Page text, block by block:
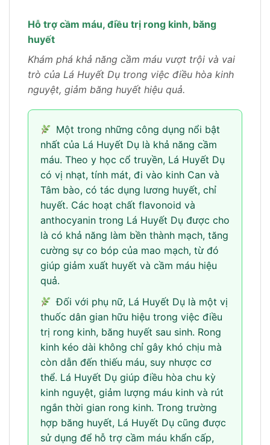
Hỗ trợ cầm máu, điều trị rong kinh, băng
huyết
Khám phá khả năng cầm máu vượt trội và vai
trò của Lá Huyết Dụ trong việc điều hòa kinh
nguyệt, giảm băng huyết hiệu quả.
Một trong những công dụng nổi bật
nhất của Lá Huyết Dụ là khả năng cầm
máu. Theo y học cổ truyền, Lá Huyết Dụ
có vị nhạt, tính mát, đi vào kinh Can và
Tâm bào, có tác dụng lương huyết, chỉ
huyết. Các hoạt chất flavonoid và
anthocyanin trong Lá Huyết Dụ được cho
là có khả năng làm bền thành mạch, tăng
cường sự co bóp của mao mạch, từ đó
giúp giảm xuất huyết và cầm máu hiệu
quả.
Đối với phụ nữ, Lá Huyết Dụ là một vị
thuốc dân gian hữu hiệu trong việc điều
trị rong kinh, băng huyết sau sinh. Rong
kinh kéo dài không chỉ gây khó chịu mà
còn dẫn đến thiếu máu, suy nhược cơ
thể. Lá Huyết Dụ giúp điều hòa chu kỳ
kinh nguyệt, giảm lượng máu kinh và rút
ngắn thời gian rong kinh. Trong trường
hợp băng huyết, Lá Huyết Dụ cũng được
sử dụng để hỗ trợ cầm máu khẩn cấp,